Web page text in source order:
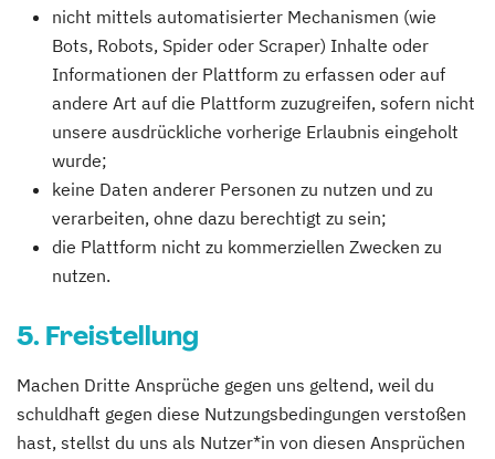
nicht mittels automatisierter Mechanismen (wie
Bots, Robots, Spider oder Scraper) Inhalte oder
Informationen der Plattform zu erfassen oder auf
andere Art auf die Plattform zuzugreifen, sofern nicht
unsere ausdrückliche vorherige Erlaubnis eingeholt
wurde;
keine Daten anderer Personen zu nutzen und zu
verarbeiten, ohne dazu berechtigt zu sein;
die Plattform nicht zu kommerziellen Zwecken zu
nutzen.
5. Freistellung
Machen Dritte Ansprüche gegen uns geltend, weil du
schuldhaft gegen diese Nutzungsbedingungen verstoßen
hast, stellst du uns als Nutzer*in von diesen Ansprüchen